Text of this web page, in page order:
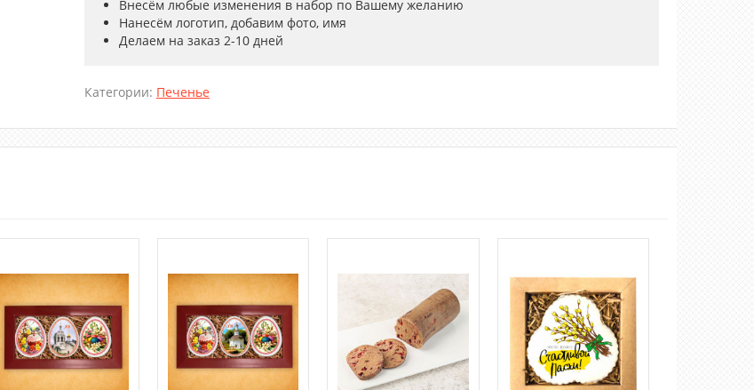
Внесём любые изменения в набор по Вашему желанию
Нанесём логотип, добавим фото, имя
Делаем на заказ 2-10 дней
Категории: Печенье